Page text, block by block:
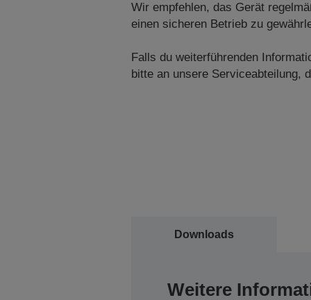
Wir empfehlen, das Gerät
einen sicheren Betrieb zu
Falls du weiterführenden
bitte an unsere Serviceabteilung,
Downloads
Weitere